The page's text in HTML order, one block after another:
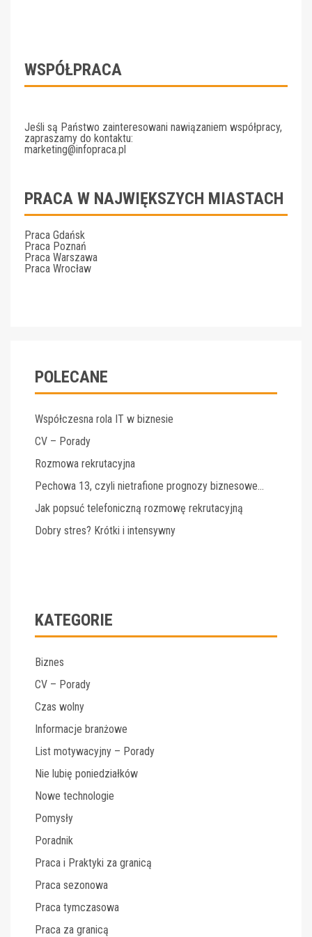
WSPÓŁPRACA
Jeśli są Państwo zainteresowani nawiązaniem współpracy,
zapraszamy do kontaktu:
marketing@infopraca.pl
PRACA W NAJWIĘKSZYCH MIASTACH
Praca Gdańsk
Praca Poznań
Praca Warszawa
Praca Wrocław
POLECANE
Współczesna rola IT w biznesie
CV – Porady
Rozmowa rekrutacyjna
Pechowa 13, czyli nietrafione prognozy biznesowe…
Jak popsuć telefoniczną rozmowę rekrutacyjną
Dobry stres? Krótki i intensywny
KATEGORIE
Biznes
CV – Porady
Czas wolny
Informacje branżowe
List motywacyjny – Porady
Nie lubię poniedziałków
Nowe technologie
Pomysły
Poradnik
Praca i Praktyki za granicą
Praca sezonowa
Praca tymczasowa
Praca za granicą